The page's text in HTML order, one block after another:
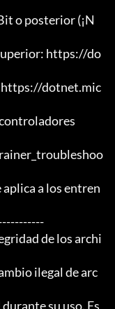
o posterior (¡N
https://do
https://dotnet.mic
a los entren
de los archi
ilegal de arc
su uso. Es